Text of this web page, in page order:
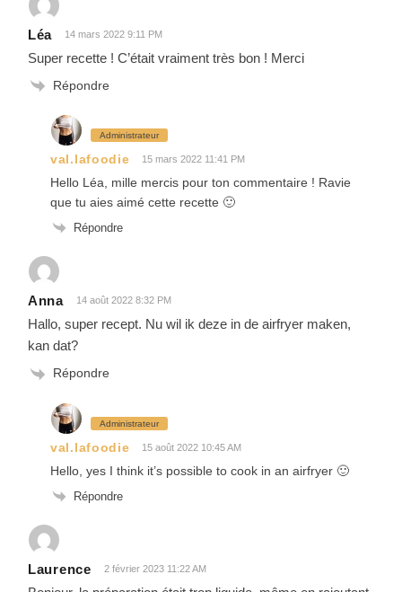
Léa 14 mars 2022 9:11 PM
Super recette ! C’était vraiment très bon ! Merci
Répondre
Administrateur
val.lafoodie 15 mars 2022 11:41 PM
Hello Léa, mille mercis pour ton commentaire ! Ravie
que tu aies aimé cette recette 🙂
Répondre
Anna 14 août 2022 8:32 PM
Hallo, super recept. Nu wil ik deze in de airfryer maken,
kan dat?
Répondre
Administrateur
val.lafoodie 15 août 2022 10:45 AM
Hello, yes I think it’s possible to cook in an airfryer 🙂
Répondre
Laurence 2 février 2023 11:22 AM